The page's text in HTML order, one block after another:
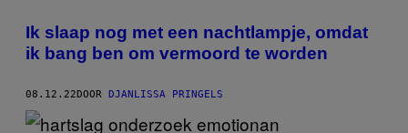
Ik slaap nog met een nachtlampje, omdat
ik bang ben om vermoord te worden
08.12.22DOOR DJANLISSA PRINGELS